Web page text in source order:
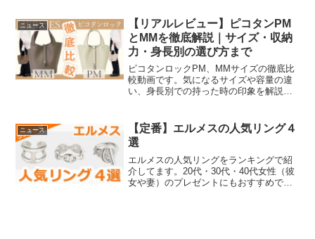
↓↓↓【かんてい局オンラインストア...
ニュース
【リアルレビュー】ピコタンPM
とMMを徹底解説｜サイズ・収納
力・身長別の選び方まで
ピコタンロックPM、MMサイズの徹底比
較動画です。気になるサイズや容量の違
い、身長別での持った時の印象を解説し
めのコーディネートとともにご紹介をし
ております。初めて...
ニュース
【定番】エルメスの人気リング４
選
エルメスの人気リングをランキングで紹
介してます。20代・30代・40代女性（彼
女や妻）のプレゼントにもおすすめで